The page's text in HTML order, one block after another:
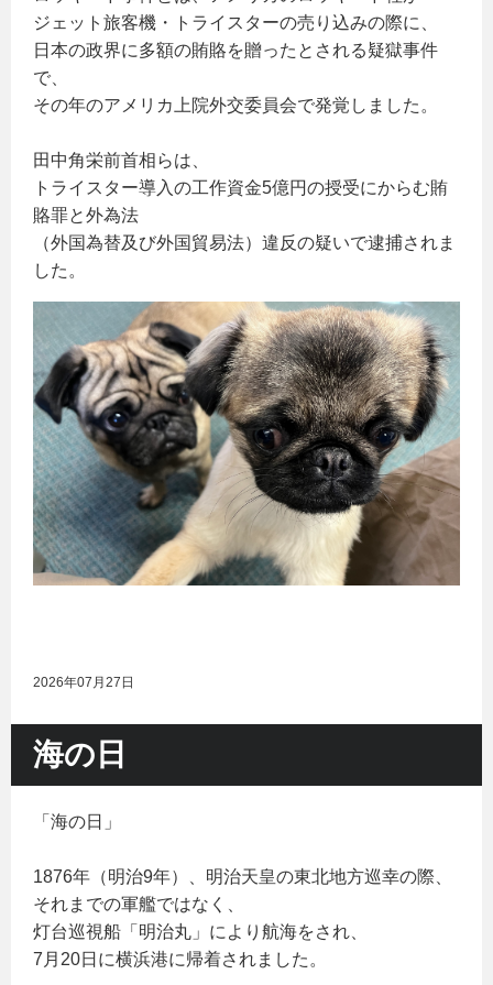
ジェット旅客機・トライスターの売り込みの際に、
日本の政界に多額の賄賂を贈ったとされる疑獄事件
で、
その年のアメリカ上院外交委員会で発覚しました。
田中角栄前首相らは、
トライスター導入の工作資金5億円の授受にからむ賄
賂罪と外為法
（外国為替及び外国貿易法）違反の疑いで逮捕されま
した。
2026年07月27日
海の日
「海の日」
1876年（明治9年）、明治天皇の東北地方巡幸の際、
それまでの軍艦ではなく、
灯台巡視船「明治丸」により航海をされ、
7月20日に横浜港に帰着されました。